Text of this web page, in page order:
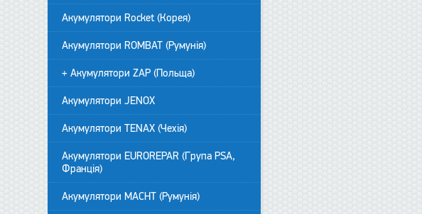
Акумулятори Rocket (Корея)
Акумулятори ROMBAT (Румунія)
+ Акумулятори ZAP (Польща)
Акумулятори JENOX
Акумулятори TENAX (Чехія)
Акумулятори EUROREPAR (Група PSA,
Франція)
Акумулятори MACHT (Румунія)